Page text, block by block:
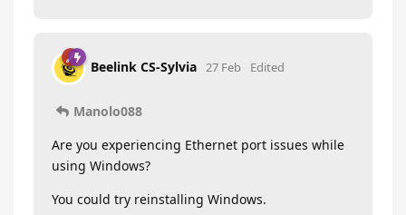
Beelink CS-Sylvia 27 Feb Edited
Manolo088
Are you experiencing Ethernet port issues while
using Windows?
You could try reinstalling Windows.